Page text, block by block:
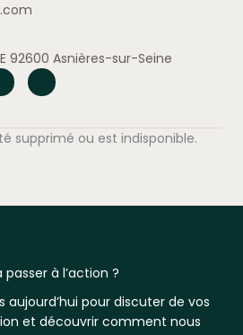
92600 Asnières-sur-Seine
supprimé ou est indisponible.
passer à l’action ?
pour discuter de vos
et découvrir comment nous